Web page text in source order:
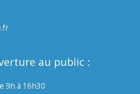
au public :
9h à 16h30